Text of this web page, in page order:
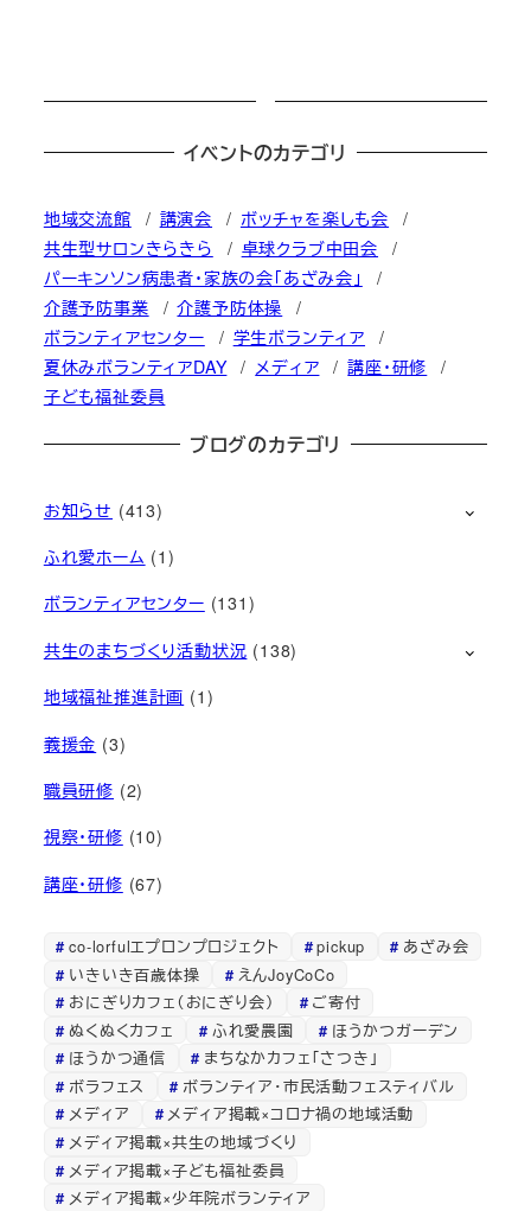
イベントのカテゴリ
地域交流館 講演会
ボッチャを楽しも会
共生型サロンきらきら
卓球クラブ中田会
パーキンソン病患者・家族の会「あざみ会」
介護予防事業
介護予防体操
ボランティアセンター
学生ボランティア
夏休みボランティアDAY
メディア
講座・研修
子ども福祉委員
ブログのカテゴリ
お知らせ (413)
ふれ愛ホーム (1)
ボランティアセンター (131)
共生のまちづくり活動状況 (138)
地域福祉推進計画 (1)
義援金 (3)
職員研修 (2)
視察・研修 (10)
講座・研修 (67)
co-lorfulエプロンプロジェクト pickup
あざみ会
いきいき百歳体操
えんJoyCoCo
おにぎりカフェ（おにぎり会）
ご寄付
ぬくぬくカフェ
ふれ愛農園
ほうかつガーデン
ほうかつ通信
まちなかカフェ「さつき」
ボラフェス
ボランティア・市民活動フェスティバル
メディア
メディア掲載×コロナ禍の地域活動
メディア掲載×共生の地域づくり
メディア掲載×子ども福祉委員
メディア掲載×少年院ボランティア